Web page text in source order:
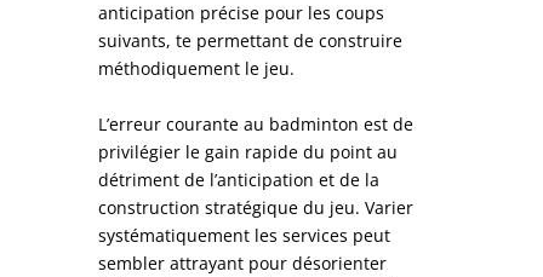
anticipation précise pour les coups
suivants, te permettant de construire
méthodiquement le jeu.
L’erreur courante au badminton est de
privilégier le gain rapide du point au
détriment de l’anticipation et de la
construction stratégique du jeu. Varier
systématiquement les services peut
sembler attrayant pour désorienter